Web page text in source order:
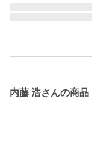
内藤 浩さんの商品